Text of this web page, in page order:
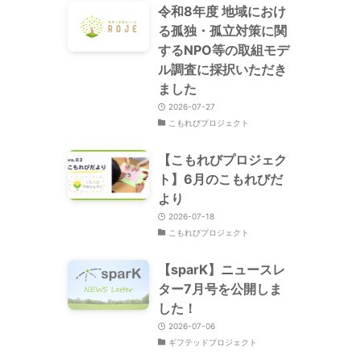
令和8年度 地域におけ
る孤独・孤立対策に関
するNPO等の取組モデ
ル調査に採択いただき
ました
2026-07-27
こもれびプロジェクト
【こもれびプロジェク
ト】6月のこもれびだ
より
2026-07-18
こもれびプロジェクト
【sparK】ニュースレ
ター7月号を公開しま
した！
2026-07-06
ギフテッドプロジェクト